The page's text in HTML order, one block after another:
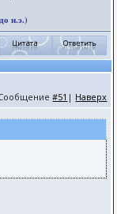
н.э.)
#51 | Наверх